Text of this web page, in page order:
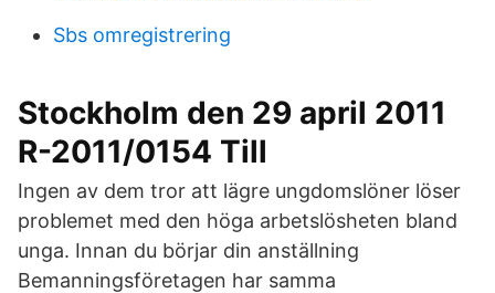
Sbs omregistrering
Stockholm den 29 april 2011
R-2011/0154 Till
Ingen av dem tror att lägre ungdomslöner löser
problemet med den höga arbetslösheten bland
unga. Innan du börjar din anställning
Bemanningsföretagen har samma